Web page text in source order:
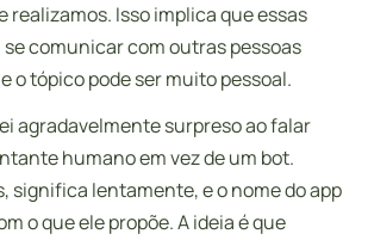
realizamos. Isso implica que essas
se comunicar com outras pessoas
o tópico pode ser muito pessoal.
agradavelmente surpreso ao falar
humano em vez de um bot.
significa lentamente, e o nome do app
o que ele propõe. A ideia é que